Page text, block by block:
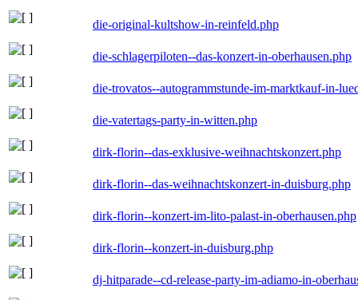
die-original-kultshow-in-reinfeld.php
die-schlagerpiloten--das-konzert-in-oberhausen.php
die-trovatos--autogrammstunde-im-marktkauf-in-
die-vatertags-party-in-witten.php
dirk-florin--das-exklusive-weihnachtskonzert.php
dirk-florin--das-weihnachtskonzert-in-duisburg.php
dirk-florin--konzert-im-lito-palast-in-oberhausen.php
dirk-florin--konzert-in-duisburg.php
dj-hitparade--cd-release-party-im-adiamo-in-